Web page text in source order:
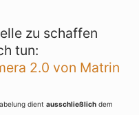
zu schaffen
tun:
2.0 von Matrin
dient ausschließlich dem